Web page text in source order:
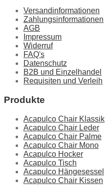
Versandinformationen
Zahlungsinformationen
AGB
Impressum
Widerruf
FAQ's
Datenschutz
B2B und Einzelhandel
Requisiten und Verleih
Produkte
Acapulco Chair Klassik
Acapulco Chair Leder
Acapulco Chair Palme
Acapulco Chair Mono
Acapulco Hocker
Acapulco Tisch
Acapulco Hängesessel
Acapulco Chair Kissen